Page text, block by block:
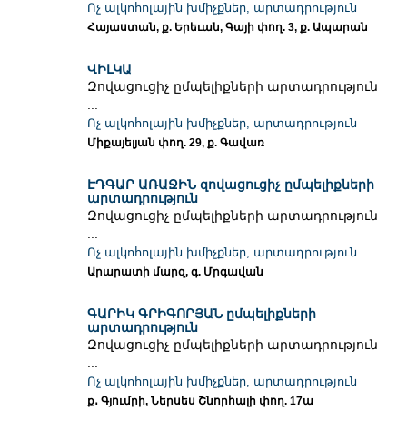
Ոչ ալկոհոլային խմիչքներ, արտադրություն
Հայաստան, ք. Երեւան, Գայի փող. 3, ք. Ապարան
ՎԻԼԿԱ
Զովացուցիչ ըմպելիքների արտադրություն
Ոչ ալկոհոլային խմիչքներ, արտադրություն
Միքայելյան փող. 29, ք. Գավառ
ԷԴԳԱՐ ԱՌԱՋԻՆ զովացուցիչ ըմպելիքների
արտադրություն
Զովացուցիչ ըմպելիքների արտադրություն
Ոչ ալկոհոլային խմիչքներ, արտադրություն
Արարատի մարզ, գ. Մրգավան
ԳԱՐԻԿ ԳՐԻԳՈՐՅԱՆ ըմպելիքների
արտադրություն
Զովացուցիչ ըմպելիքների արտադրություն
Ոչ ալկոհոլային խմիչքներ, արտադրություն
ք․ Գյումրի, Ներսես Շնորհալի փող. 17ա